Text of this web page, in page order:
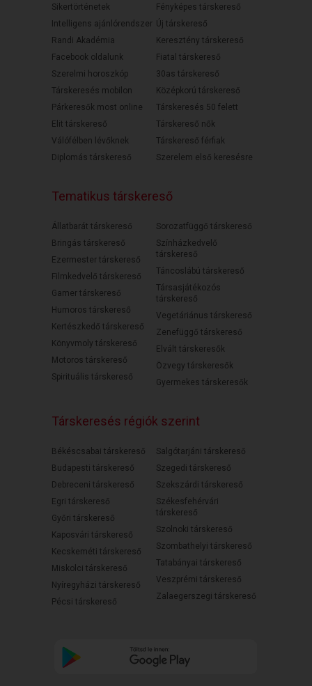
Sikertörténetek
Intelligens ajánlórendszer
Randi Akadémia
Facebook oldalunk
Szerelmi horoszkóp
Társkeresés mobilon
Párkeresők most online
Elit társkereső
Válófélben lévőknek
Diplomás társkereső
Fényképes társkereső
Új társkereső
Keresztény társkereső
Fiatal társkereső
30as társkereső
Középkorú társkereső
Társkeresés 50 felett
Társkereső nők
Társkereső férfiak
Szerelem első keresésre
Tematikus társkereső
Állatbarát társkereső
Bringás társkereső
Ezermester társkereső
Filmkedvelő társkereső
Gamer társkereső
Humoros társkereső
Kertészkedő társkereső
Könyvmoly társkereső
Motoros társkereső
Spirituális társkereső
Sorozatfüggő társkereső
Színházkedvelő
társkereső
Táncoslábú társkereső
Társasjátékozós
társkereső
Vegetáriánus társkereső
Zenefüggő társkereső
Elvált társkeresők
Özvegy társkeresők
Gyermekes társkeresők
Társkeresés régiók szerint
Békéscsabai társkereső
Budapesti társkereső
Debreceni társkereső
Egri társkereső
Győri társkereső
Kaposvári társkereső
Kecskeméti társkereső
Miskolci társkereső
Nyíregyházi társkereső
Pécsi társkereső
Salgótarjáni társkereső
Szegedi társkereső
Szekszárdi társkereső
Székesfehérvári
társkereső
Szolnoki társkereső
Szombathelyi társkereső
Tatabányai társkereső
Veszprémi társkereső
Zalaegerszegi társkereső